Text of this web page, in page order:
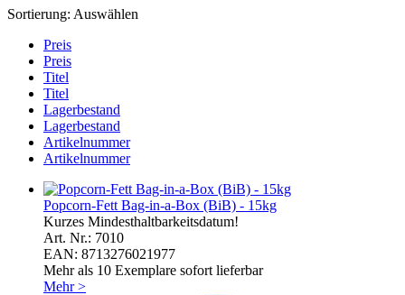
Sortierung: Auswählen
Preis
Preis
Titel
Titel
Lagerbestand
Lagerbestand
Artikelnummer
Artikelnummer
Popcorn-Fett Bag-in-a-Box (BiB) - 15kg
Kurzes Mindesthaltbarkeitsdatum!
Art. Nr.: 7010
EAN: 8713276021977
Mehr als 10 Exemplare sofort lieferbar
Mehr>